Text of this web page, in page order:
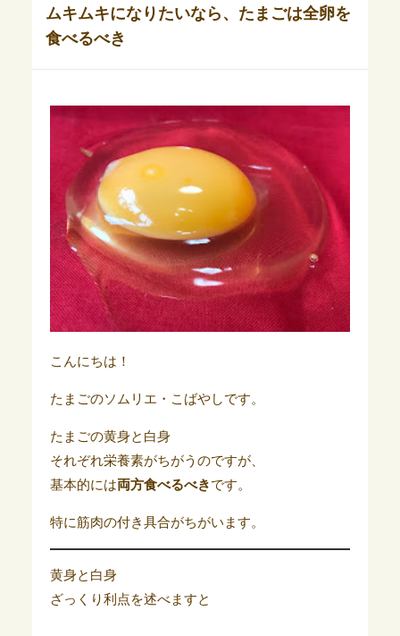
ムキムキになりたいなら、たまごは全卵を
食べるべき
こんにちは！
たまごのソムリエ・こばやしです。
たまごの黄身と白身
それぞれ栄養素がちがうのですが、
基本的には両方食べるべきです。
特に筋肉の付き具合がちがいます。
黄身と白身
ざっくり利点を述べますと